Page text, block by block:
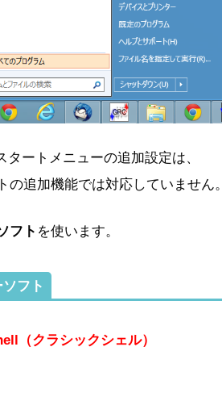
ートメニューの追加設定は、
追加機能では対応していません。
フト を使います。
フト
（クラシックシェル）